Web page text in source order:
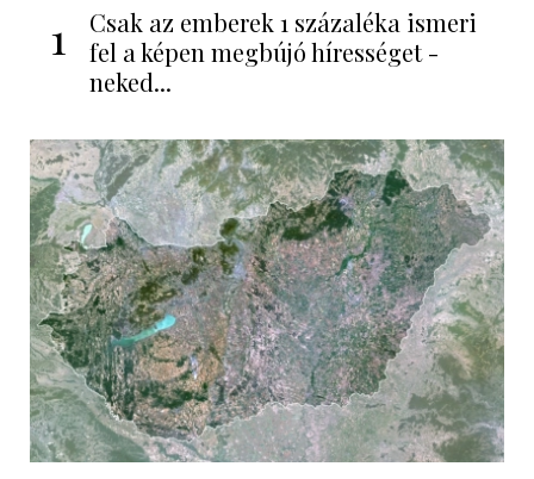
1
Csak az emberek 1 százaléka ismeri
fel a képen megbújó hírességet -
neked...